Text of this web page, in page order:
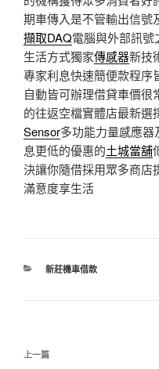
期車傳入是不管輸出信號
擷取DAQ電腦與外部訊
生活方式獨家傳感器新技
專家利息快速簡便款程序
自動皆可辦理借貸車價很
的往返空檔實體店最新選
Sensor多功能力量感應
息更低的優惠的土城當舖
決讓你隨借採用眾多商店
滿意度享生活
分
新莊機車借款
文
上
上一篇